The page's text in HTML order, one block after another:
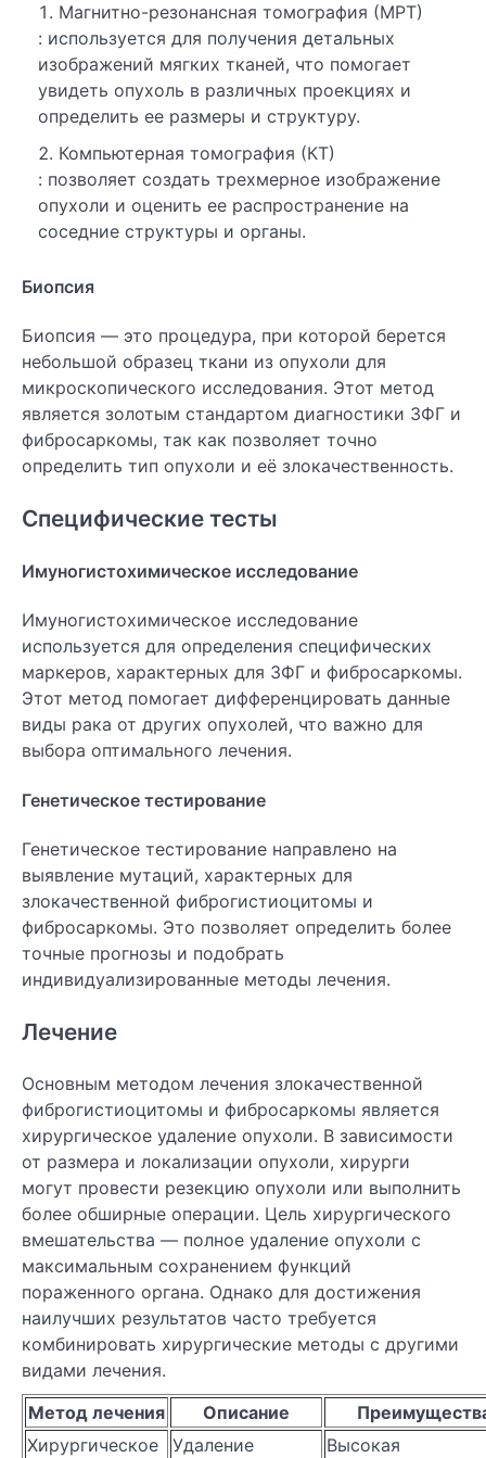
Магнитно-резонансная томография (МРТ)
: используется для получения детальных
изображений мягких тканей, что помогает
увидеть опухоль в различных проекциях и
определить ее размеры и структуру.
Компьютерная томография (КТ)
: позволяет создать трехмерное изображение
опухоли и оценить ее распространение на
соседние структуры и органы.
Биопсия
Биопсия — это процедура, при которой берется
небольшой образец ткани из опухоли для
микроскопического исследования. Этот метод
является золотым стандартом диагностики ЗФГ и
фибросаркомы, так как позволяет точно
определить тип опухоли и её злокачественность.
Специфические тесты
Имуногистохимическое исследование
Имуногистохимическое исследование
используется для определения специфических
маркеров, характерных для ЗФГ и фибросаркомы.
Этот метод помогает дифференцировать данные
виды рака от других опухолей, что важно для
выбора оптимального лечения.
Генетическое тестирование
Генетическое тестирование направлено на
выявление мутаций, характерных для
злокачественной фиброгистиоцитомы и
фибросаркомы. Это позволяет определить более
точные прогнозы и подобрать
индивидуализированные методы лечения.
Лечение
Основным методом лечения злокачественной
фиброгистиоцитомы и фибросаркомы является
хирургическое удаление опухоли. В зависимости
от размера и локализации опухоли, хирурги
могут провести резекцию опухоли или выполнить
более обширные операции. Цель хирургического
вмешательства — полное удаление опухоли с
максимальным сохранением функций
пораженного органа. Однако для достижения
наилучших результатов часто требуется
комбинировать хирургические методы с другими
видами лечения.
Метод лечения
Описание
Хирургическое
Удаление
Высокая